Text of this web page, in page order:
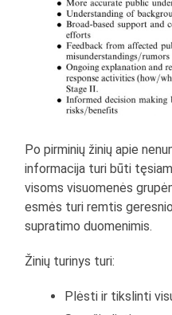
Po pirminių žinių apie
informacija turi būti
visoms visuomenės
esmės turi remtis
supratimo duomenimis.
Žinių turinys turi:
Plėsti ir tikslinti